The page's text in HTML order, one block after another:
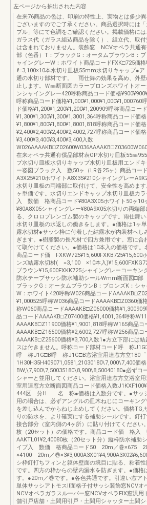
左ページから抽出された内容
在来76商品の色は、印刷の特性上、実物とは多少
ございますのでご了承ください。商品選択時には
プル」等にて色調をご確認ください。掲載価格には
ガラス代（ガラス組込商品を除く）、組立代、取
は含まれておりません。装飾窓 NCVオペラ共通
部（色番）T：ブラックG：オータムブラウンB：
ャイングレーW：ホワイト商品コードFXK□725価格
ℓ=3,100×10本水切り皿板55mm水切りキャップ●ア
通の水切り部材です。 雨仕舞の効果を高め、外壁
止します。Ｗ㎜断面図カラーブロンズホワイトオ
ンシャイングレー420呼称商品コード価格
呼称商品コード価格¥1,000¥1,000¥1,000¥1,000760
ド価格¥1,200¥1,200¥1,200¥1,200909呼称商品コー
¥1,300¥1,300¥1,300¥1,3001,364呼称商品コード価格
¥1,800¥1,800¥1,800¥1,8001,818呼称商品コード価格
¥2,400¥2,400¥2,400¥2,4002,727呼称商品コード価格
¥3,400¥3,400¥3,400¥3,400入数
在来オペラ共通有償品部材表OP水切り皿板55㎜
プ水切り皿板水切りキャップ水切り皿板用エンドキ
ー姿図ブラック入 数50ヶ（LR各25ヶ）商品コー
A3X25¥210ホワイトA8X35¥210シャイングレー
水切り皿板の両端部に取付けて、安全性を高めます
ヶ単価です。水切りエンドキャップ水切り皿板カラ
入 数価 格商品コード¥80A3X05ホワイト50ヶ10
¥80A8X05シャイングレー¥80A9X05水切りの両端部
る、クロロプレンゴム製のキャップです。雨仕舞い
水切り皿板の水返しの働きをします。●価格は1ヶ
露水切材●サッシ枠に付着した結露水が内装材へし
ぎます。●樹脂製の長尺材で四方兼用です。窓に合
て取付けてください。●価格は10本入の価格です
商品コード価 FXKW725¥15,600FXKB725¥15,600
ンズ結露水切材( =3,100 ×10本入
ブラウン¥15,600FXKK725シャイングレーコーキン
防水テープサッシ防水補助シールWmm断面図□部
ブラックG：オータムブラウンB：ブロンズK：シ
W：ホワイト420呼称W026商品コード
¥1,000525呼称W036商品コードAAAAKB□Z0360価
称W060商品コードAAAAKB□Z06000価格
品コードAAAAKB□Z07400価格¥1,4001,364呼称
AAAAKB□Z11900価格¥1,9001,818呼称W165商品コ
AAAAKB□Z16500価格¥2,6002,727呼称W256商品コ
AAAAKB□Z25600価格¥3,700入数1●方立下部には結
スは付きません。呼称コード部材コード呼 称
呼 称J1G□B呼 称J1G□B窓浴室用連窓方立180゜
1H30H35H409071,0581,21030180\7,000\7,400価格
BW,\7,900\7,50035180\8,900\8,50040180●必ずコ
シャーと並用してください。浴室用連窓方立浴室
室用連窓方立断面図商品コード価格入数
444区 分H 名 称●価格は入数分です。●サッ
用の場合は、必ずアングルの皿木ねじにコーキン
を差し込んでからねじ止めしてください。価格TG,
りの防水を、より確実にする補助シールです。釘
接合部分（室内側の4ヶ所）に貼り付けてください
枚（20セット）の価格です。商品コード価 格入
AAKTL01¥2,40080枚（20セット分）縦枠防水補助
イプ入 数価 格商品コード50 20m／巻×675
×4100 20m／巻
シ枠釘打ちフィンと躯体壁面の境目に貼る、粘着
です。四方の枠からの壁内漏水を防ぎます。●価格
す。●20m／巻です。●各色共通です。引違い窓ア
単体サッシアトモスⅡ面格子付サッシ装飾窓NCVオ
NCVオペラガラスルーバー窓NCVオペラFIX窓汎用
舗引戸店舗・土間用引戸・土間用シャッター土間シ